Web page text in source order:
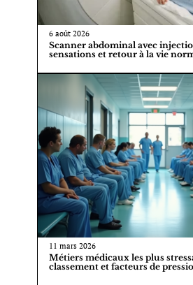
6 août 2026
Scanner abdominal avec
sensations et retour à la vie
11 mars 2026
Métiers médicaux les plus
classement et facteurs de